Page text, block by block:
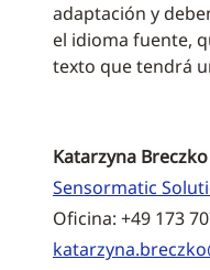
adaptación y
el idioma fuente,
texto que tendrá
Katarzyna Breczko
Sensormatic
Oficina: +49 173